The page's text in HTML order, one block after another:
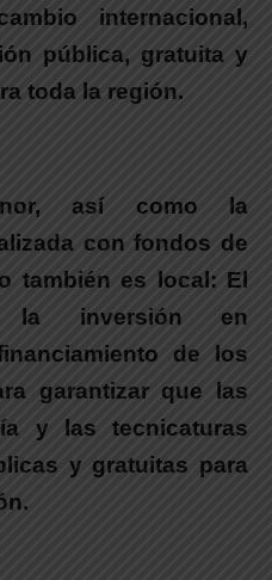
internacional ,
pública, gratuita y
toda la región.
así como la
con fondos de
también es local: El
la inversión en
de los
garantizar que las
y las tecnicaturas
y gratuitas para